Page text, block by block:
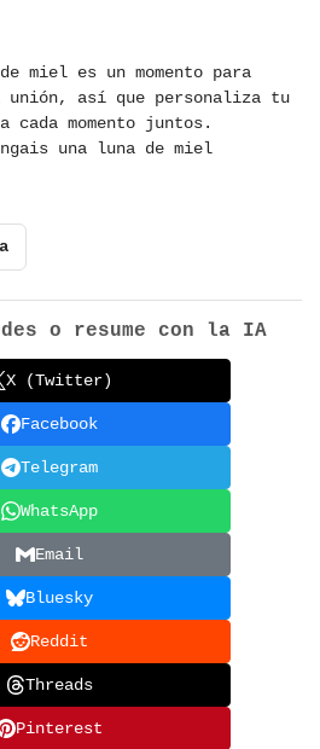
miel es un momento para
así que personaliza tu
momento juntos.
una luna de miel
o resume con la IA
X (Twitter)
Facebook
Telegram
WhatsApp
Email
Bluesky
Reddit
Threads
Pinterest